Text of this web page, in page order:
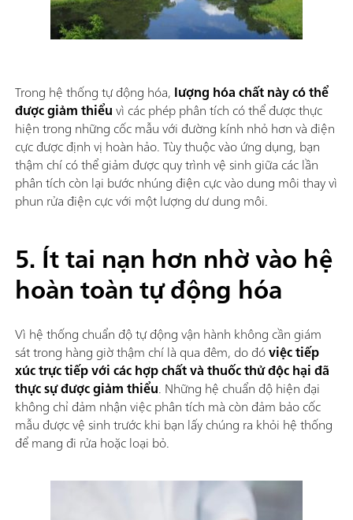
Trong hệ thống tự động hóa, lượng hóa chất này có thể
được giảm thiểuvì các phép phân tích có thể được thực
hiện trong những cốc mẫu với đường kính nhỏ hơn và điện
cực được định vị hoàn hảo. Tùy thuộc vào ứng dụng, bạn
thậm chí có thể giảm được quy trình vệ sinh giữa các lần
phân tích còn lại bước nhúng điện cực vào dung môi thay vì
phun rửa điện cực với một lượng dư dung môi.
5. Ít tai nạn hơn nhờ vào hệ
hoàn toàn tự động hóa
Vì hệ thống chuẩn độ tự động vận hành không cần giám
sát trong hàng giờ thậm chí là qua đêm, do đóviệc tiếp
xúc trực tiếp với các hợp chất và thuốc thử độc hại đã
thực sự được giảm thiểu. Những hệ chuẩn độ hiện đại
không chỉ đảm nhận việc phân tích mà còn đảm bảo cốc
mẫu được vệ sinh trước khi bạn lấy chúng ra khỏi hệ thống
để mang đi rửa hoặc loại bỏ.